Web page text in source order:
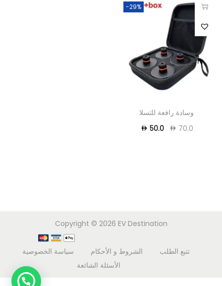
-29%
وسادة رافعة للتسلا
70.0
50.0
Copyright © 2026 EV Destination
تتبع الطلب الشروط و الأحكام
سياسة الخصوصية
الأسئلة الشائعة